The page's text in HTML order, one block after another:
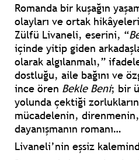
Romanda bir kuşağın
olayları ve ortak
Zülfü Livaneli, eserini, “
içinde yitip giden
olarak algılanmalı,”
dostluğu, aile bağını ve
ince ören Bekle Beni; bir
yolunda çektiği
mücadelenin, direnmenin,
dayanışmanın romanı…
Livaneli’nin eşsiz